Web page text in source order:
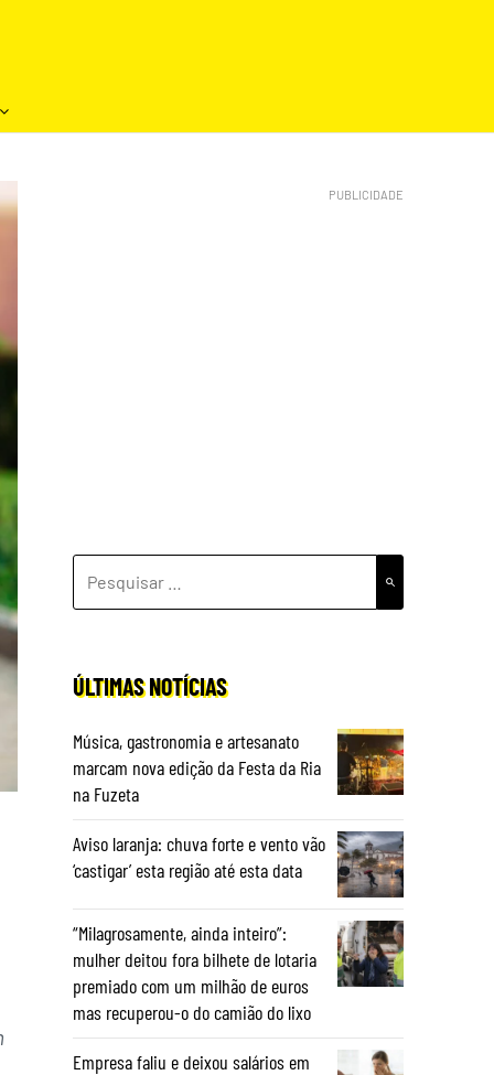
POR:
ÚLTIMAS NOTÍCIAS
Música, gastronomia e artesanato
marcam nova edição da Festa da Ria
na Fuzeta
Aviso laranja: chuva forte e vento vão
‘castigar’ esta região até esta data
“Milagrosamente, ainda inteiro”:
mulher deitou fora bilhete de lotaria
premiado com um milhão de euros
mas recuperou-o do camião do lixo
Empresa faliu e deixou salários em